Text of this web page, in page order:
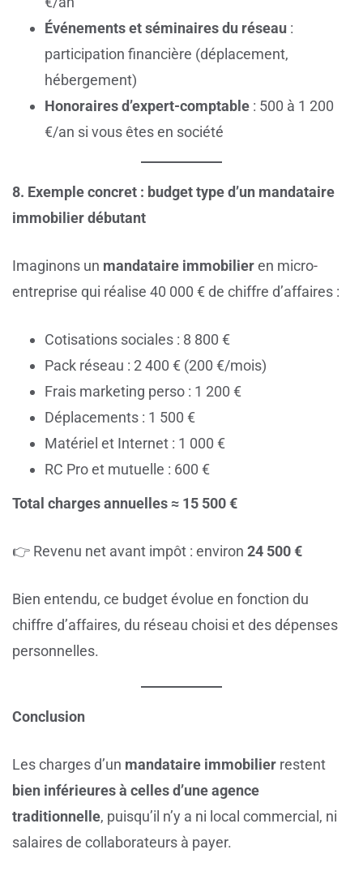
Événements et séminaires du réseau :
participation financière (déplacement,
hébergement)
Honoraires d’expert-comptable : 500 à 1 200
€/an si vous êtes en société
8. Exemple concret : budget type d’un mandataire
immobilier débutant
Imaginons un mandataire immobilieren micro-
entreprise qui réalise 40 000 € de chiffre d’affaires :
Cotisations sociales : 8 800 €
Pack réseau : 2 400 € (200 €/mois)
Frais marketing perso : 1 200 €
Déplacements : 1 500 €
Matériel et Internet : 1 000 €
RC Pro et mutuelle : 600 €
Total charges annuelles ≈ 15 500 €
👉 Revenu net avant impôt : environ 24 500 €
Bien entendu, ce budget évolue en fonction du
chiffre d’affaires, du réseau choisi et des dépenses
personnelles.
Conclusion
Les charges d’un mandataire immobilier restent
bien inférieures à celles d’une agence
traditionnelle, puisqu’il n’y a ni local commercial, ni
salaires de collaborateurs à payer.